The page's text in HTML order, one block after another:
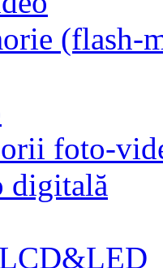
(flash-
foto-
digitală